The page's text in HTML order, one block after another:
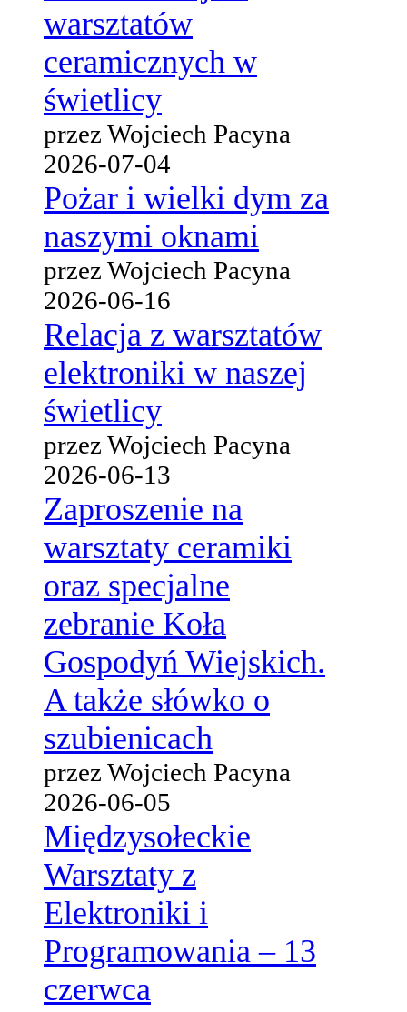
warsztatów
ceramicznych w
świetlicy
przez Wojciech Pacyna
2026-07-04
Pożar i wielki dym za
naszymi oknami
przez Wojciech Pacyna
2026-06-16
Relacja z warsztatów
elektroniki w naszej
świetlicy
przez Wojciech Pacyna
2026-06-13
Zaproszenie na
warsztaty ceramiki
oraz specjalne
zebranie Koła
Gospodyń Wiejskich.
A także słówko o
szubienicach
przez Wojciech Pacyna
2026-06-05
Międzysołeckie
Warsztaty z
Elektroniki i
Programowania – 13
czerwca